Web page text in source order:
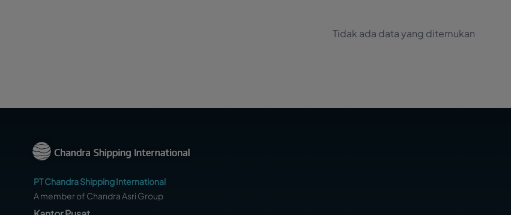
Tidak ada data yang ditemukan
PT Chandra Shipping International
A member of Chandra Asri Group